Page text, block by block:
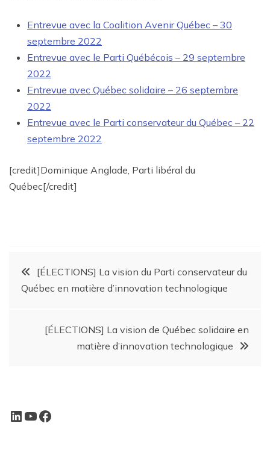
Entrevue avec la Coalition Avenir Québec – 30
septembre 2022
Entrevue avec le Parti Québécois – 29 septembre
2022
Entrevue avec Québec solidaire – 26 septembre
2022
Entrevue avec le Parti conservateur du Québec – 22
septembre 2022
[credit]Dominique Anglade, Parti libéral du
Québec[/credit]
[ÉLECTIONS] La vision du Parti conservateur du
Québec en matière d’innovation technologique
[ÉLECTIONS] La vision de Québec solidaire en
matière d’innovation technologique